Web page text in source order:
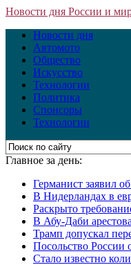
Новости дня России и
Новости дня
Автомото
Общество
Искусство
Технологии
Политика
Спонсоры
Технологии
Главное за день:
Германист заявил
В Нидерландах в
Раскрыто
В Абу-Даби
Трамп допускал
Посольство России
Стало известно